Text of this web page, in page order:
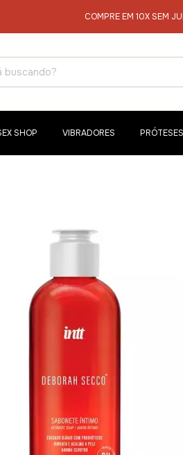
COMPRE EM 10X SEM
SHOP VIBRADORES PRÓTESES